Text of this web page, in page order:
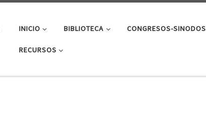
INICIO BIBLIOTECA CONGRESOS-SINODOS
RECURSOS